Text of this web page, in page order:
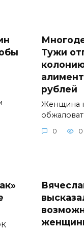
Тужи
рублей
Женщина
0 0